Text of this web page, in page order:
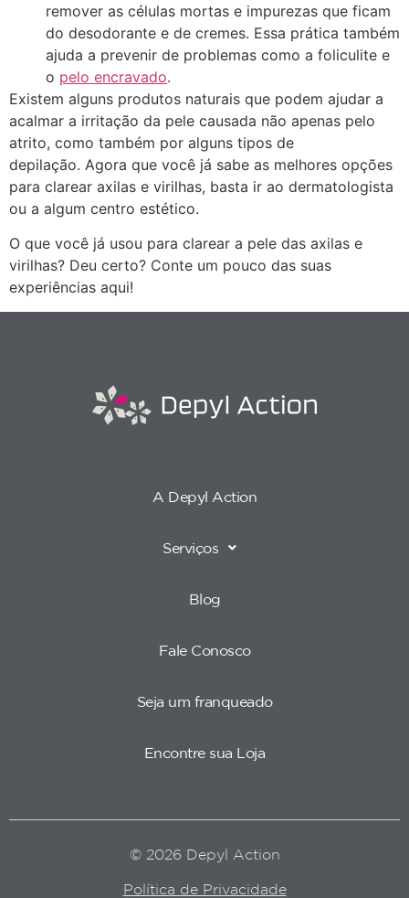
remover as células mortas e impurezas que ficam
do desodorante e de cremes. Essa prática também
ajuda a prevenir de problemas como a foliculite e
o pelo encravado.
Existem alguns produtos naturais que podem ajudar a
acalmar a irritação da pele causada não apenas pelo
atrito, como também por alguns tipos de
depilação. Agora que você já sabe as melhores opções
para clarear axilas e virilhas, basta ir ao dermatologista
ou a algum centro estético.
O que você já usou para clarear a pele das axilas e
virilhas? Deu certo? Conte um pouco das suas
experiências aqui!
A Depyl Action
Serviços
Blog
Fale Conosco
Seja um franqueado
Encontre sua Loja
© 2026 Depyl Action
Política de Privacidade